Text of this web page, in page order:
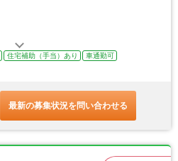
住宅補助（手当）あり
車通勤可
最新の募集状況を問い合わせる